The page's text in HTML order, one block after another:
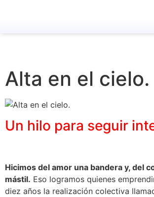
Alta en el cielo.
Un hilo para seguir
Hicimos del amor una bandera y, del
mástil. Eso logramos quienes
diez años la realización colectiva